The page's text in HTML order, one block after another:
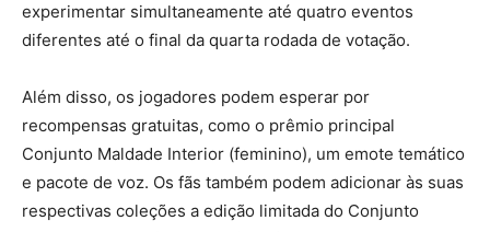
experimentar simultaneamente até quatro eventos
diferentes até o final da quarta rodada de votação.
Além disso, os jogadores podem esperar por
recompensas gratuitas, como o prêmio principal
Conjunto Maldade Interior (feminino), um emote temático
e pacote de voz. Os fãs também podem adicionar às suas
respectivas coleções a edição limitada do Conjunto